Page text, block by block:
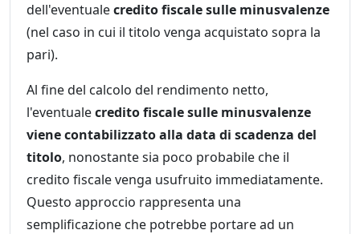
dell'eventualecredito fiscale sulle minusvalenze
(nel caso in cui il titolo venga acquistato sopra la
pari).
Al fine del calcolo del rendimento netto,
l'eventualecredito fiscale sulle minusvalenze
viene contabilizzato alla data di scadenza del
titolo, nonostante sia poco probabile che il
credito fiscale venga usufruito immediatamente.
Questo approccio rappresenta una
semplificazione che potrebbe portare ad un